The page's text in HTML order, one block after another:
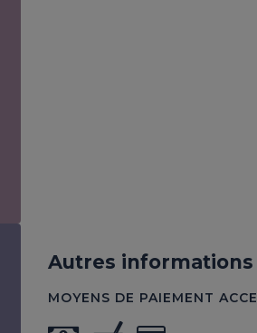
Autres informations
MOYENS DE PAIEMENT